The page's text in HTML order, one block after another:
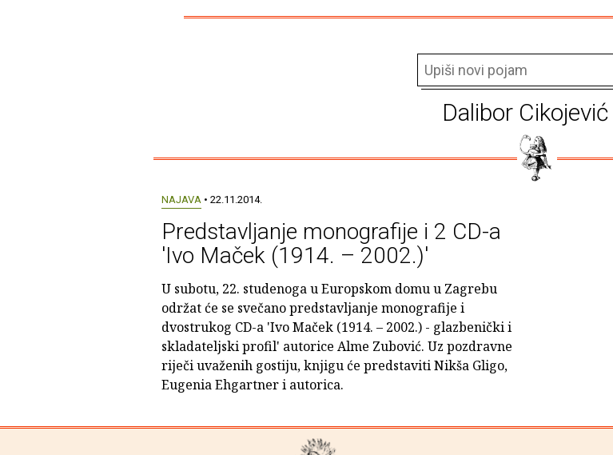
Dalibor Cikojević
NAJAVA• 22.11.2014.
Predstavljanje monografije i 2 CD-a
'Ivo Maček (1914. – 2002.)'
U subotu, 22. studenoga u Europskom domu u Zagrebu
održat će se svečano predstavljanje monografije i
dvostrukog CD-a 'Ivo Maček (1914. – 2002.) - glazbenički i
skladateljski profil' autorice Alme Zubović. Uz pozdravne
riječi uvaženih gostiju, knjigu će predstaviti Nikša Gligo,
Eugenia Ehgartner i autorica.